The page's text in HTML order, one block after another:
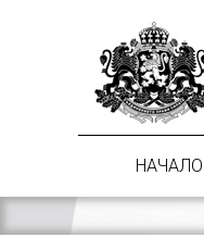
НАЧАЛО